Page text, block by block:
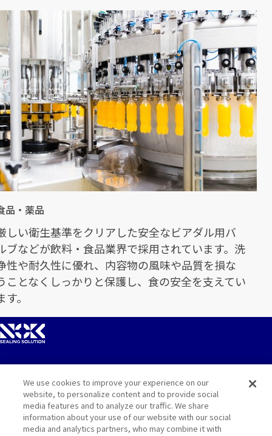
品・薬品
しい衛生基準をクリアした安全なビアダル用バ
ブなどが飲料・食品業界で採用されています。洗
性や耐久性に優れ、内容物の風味や品質を損な
ことなくしっかりと保護し、食の安全を支えてい
す。
サイトマップ
お問い合わせ
We use cookies to improve your experience on our
website, to personalize content and to provide social
media features and to analyze our traffic. We share
information about your use of our website with our social
media and analytics partners, who may combine it with